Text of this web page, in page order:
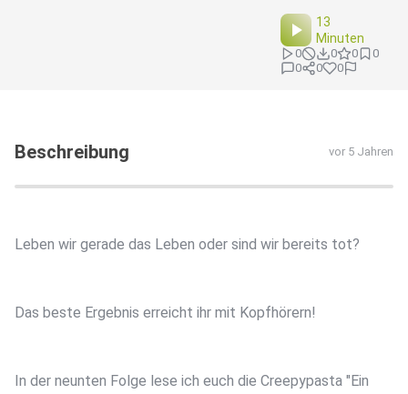
13
Minuten
0 0 0
0
0
0 0
Beschreibung vor 5 Jahren
Leben wir gerade das Leben oder sind wir bereits tot?
Das beste Ergebnis erreicht ihr mit Kopfhörern!
In der neunten Folge lese ich euch die Creepypasta "Ein